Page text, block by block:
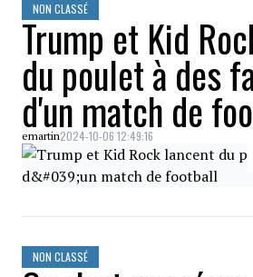
NON CLASSÉ
Trump et Kid
du poulet à des
d'un match de
emartin2024-10-06 12:49:16
NON CLASSÉ